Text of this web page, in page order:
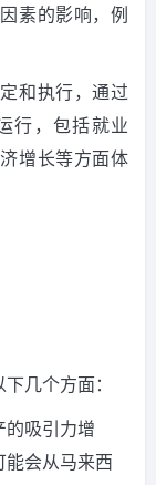
素的影响，例
和执行，通过
行，包括就业
增长等方面体
几个方面：
吸引力增
会从马来西